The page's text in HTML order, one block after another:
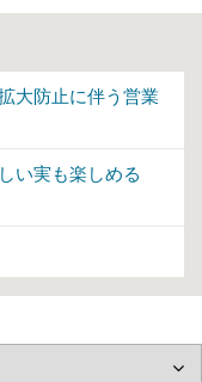
大防止に伴う営業
い実も楽しめる